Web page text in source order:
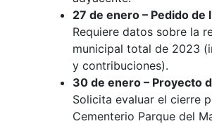
27 de enero – Pedido de
Requiere datos sobre la
municipal total de 2023
y contribuciones).
30 de enero – Proyecto
Solicita evaluar el cierre
Cementerio Parque del